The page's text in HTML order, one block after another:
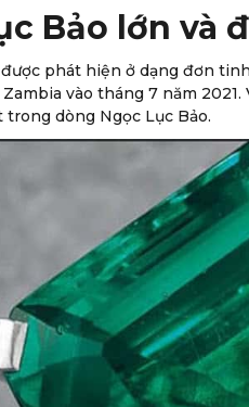
Bảo lớn và
phát hiện ở dạng đơn
vào tháng 7 năm
trong dòng Ngọc Lục Bảo.